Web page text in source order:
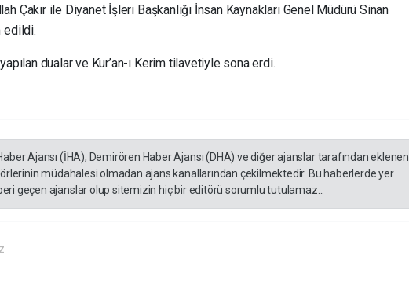
Çakır ile Diyanet İşleri Başkanlığı İnsan Kaynakları Genel Müdürü Sinan
edildi.
dualar ve Kur’an-ı Kerim tilavetiyle sona erdi.
Ajansı (İHA), Demirören Haber Ajansı (DHA) ve diğer ajanslar tarafından eklenen
müdahalesi olmadan ajans kanallarından çekilmektedir. Bu haberlerde yer
geçen ajanslar olup sitemizin hiç bir editörü sorumlu tutulamaz...